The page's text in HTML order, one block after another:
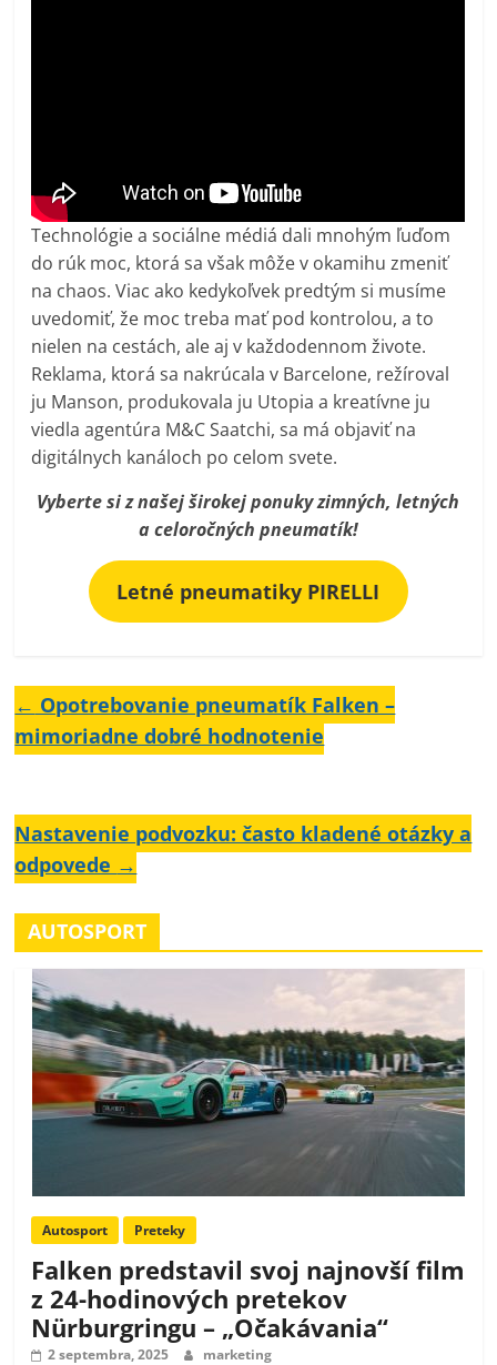
Technológie a sociálne médiá dali mnohým ľuďom
do rúk moc, ktorá sa však môže v okamihu zmeniť
na chaos. Viac ako kedykoľvek predtým si musíme
uvedomiť, že moc treba mať pod kontrolou, a to
nielen na cestách, ale aj v každodennom živote.
Reklama, ktorá sa nakrúcala v Barcelone, režíroval
ju Manson, produkovala ju Utopia a kreatívne ju
viedla agentúra M&C Saatchi, sa má objaviť na
digitálnych kanáloch po celom svete.
Vyberte si z našej širokej ponuky zimných, letných
a celoročných pneumatík!
Letné pneumatiky PIRELLI
← Opotrebovanie pneumatík Falken –
mimoriadne dobré hodnotenie
Nastavenie podvozku: často kladené otázky a
odpovede →
AUTOSPORT
Autosport Preteky
Falken predstavil svoj najnovší film
z 24-hodinových pretekov
Nürburgringu – „Očakávania“
2 septembra, 2025 marketing